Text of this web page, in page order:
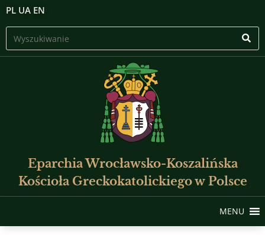
PL UA EN
Eparchia Wrocławsko-Koszalińska
Kościoła Greckokatolickiego w Polsce
MENU